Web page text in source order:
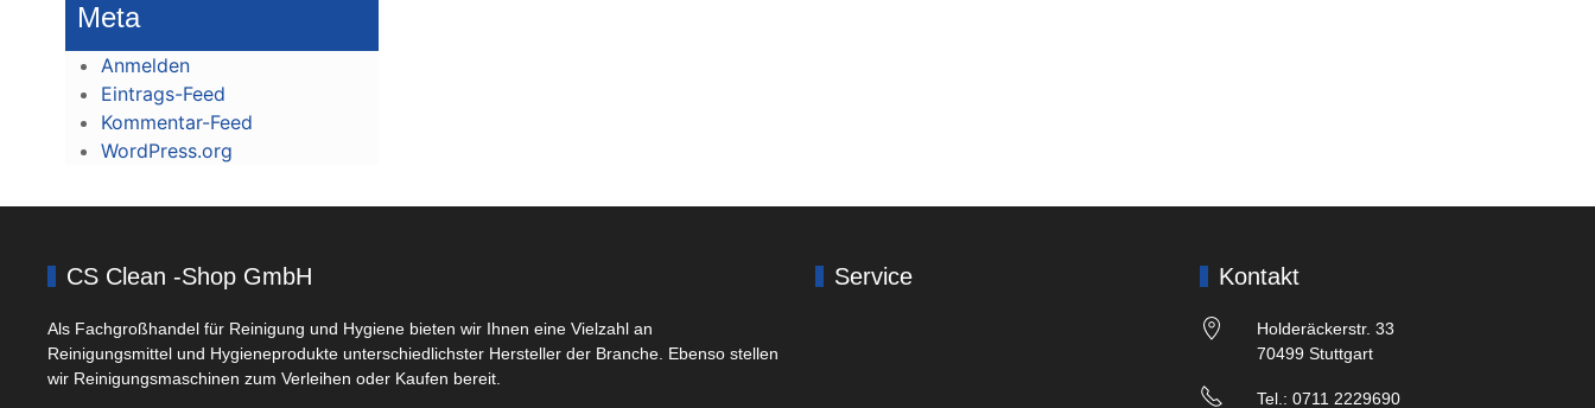
Meta
Anmelden
Eintrags-Feed
Kommentar-Feed
WordPress.org
CS Clean -Shop GmbH
Als Fachgroßhandel für Reinigung und Hygiene bieten wir Ihnen eine Vielzahl an
Reinigungsmittel und Hygieneprodukte unterschiedlichster Hersteller der Branche. Ebenso stellen
wir Reinigungsmaschinen zum Verleihen oder Kaufen bereit.
Service Kontakt
Holderäckerstr. 33
70499 Stuttgart
Tel.: 0711 2229690